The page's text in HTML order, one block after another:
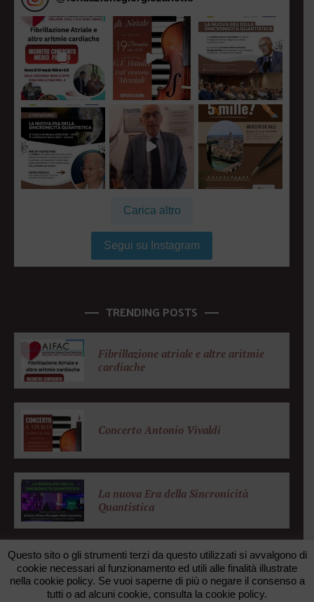
Carica altro
Segui su Instagram
TRENDING POSTS
Fibrillazione atriale e altre aritmie
cardiache
Concerto Antonio Vivaldi
La nuova Era della Sincronicità
Quantistica
© 2026 FONDAZIONE ZANOTTO. All rights reserved. •
Questo sito o gli strumenti terzi da questo utilizzati si avvalgono di
cookie necessari al funzionamento ed utili alle finalità illustrate
nella cookie policy. Se vuoi saperne di più o negare il consenso a
tutti o ad alcuni cookie, consulta la cookie policy.